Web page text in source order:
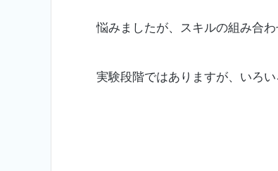
悩みましたが、スキルの組み合
実験段階ではありますが、いろ